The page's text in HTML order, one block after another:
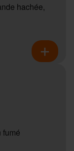
hachée,
fumé